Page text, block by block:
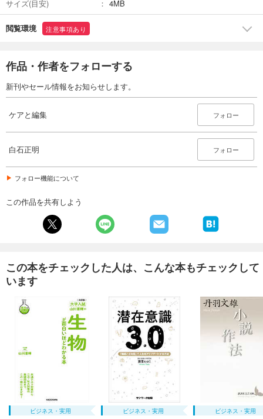
サイズ(目安) 4MB
閲覧環境 注意事項あり
作品・作者をフォローする
新刊やセール情報をお知らせします。
ケアと編集 フォロー
白石正明 フォロー
フォロー機能について
この作品を共有しよう
この本をチェックした人は、こんな本もチェックして
います
ビジネス・実用 ビジネス・実用 ビジネス・実用